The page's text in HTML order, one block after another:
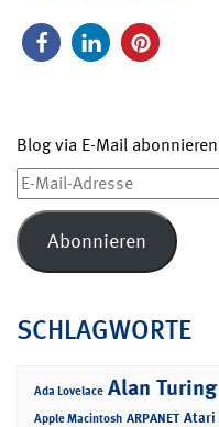
Blog via E-Mail abonnieren
E-
Mail-
Adresse
Abonnieren
SCHLAGWORTE
Ada Lovelace Alan Turing
Apple Macintosh ARPANET Atari